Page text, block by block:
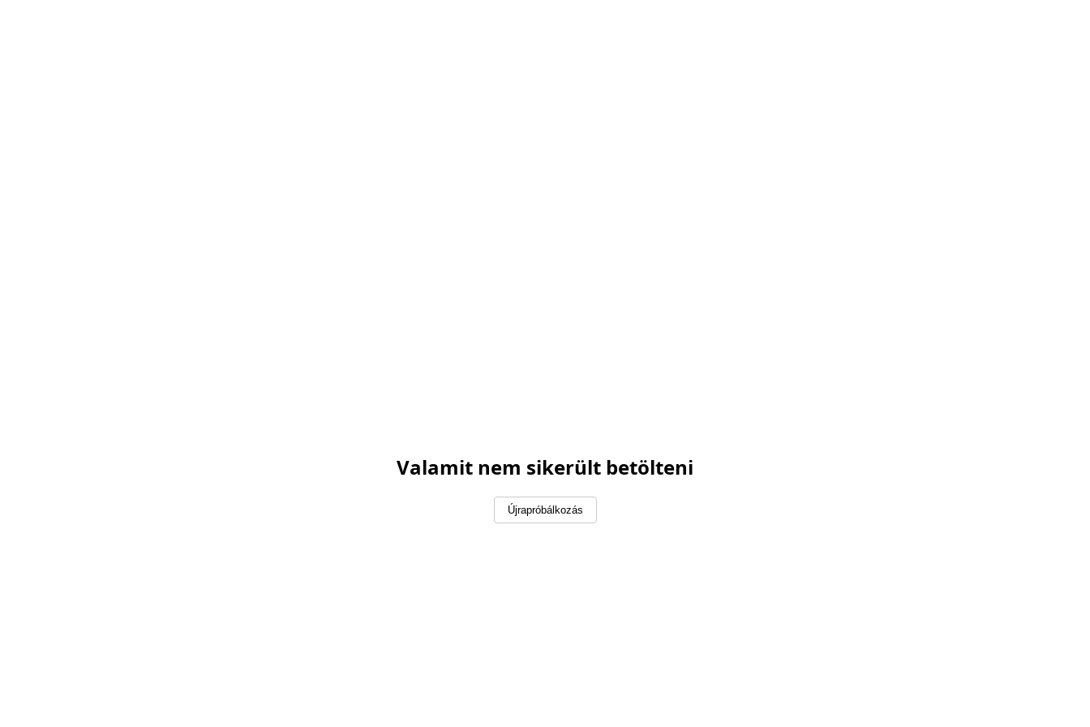
Valamit nem sikerült betölteni
Újrapróbálkozás